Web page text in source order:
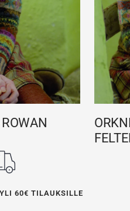
60€ TILAUKSILLE